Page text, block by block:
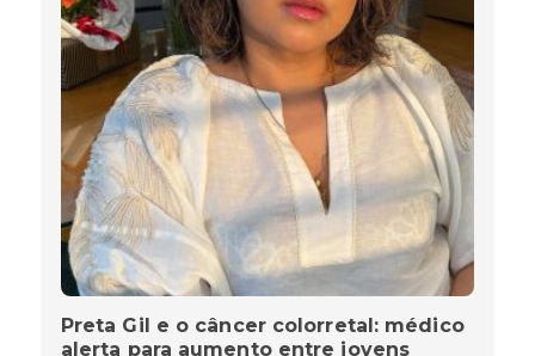
Preta Gil e o câncer colorretal: médico
alerta para aumento entre jovens